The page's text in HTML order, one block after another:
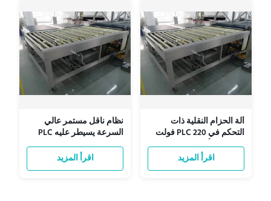
آلة الحزام النقلية ذات
التحكم في PLC 220 فولت
لمعالجة الأغذية
اقرأ المزيد
نظام ناقل مستمر عالي
السرعة يسيطر عليه PLC
للنقل السريع والسلس
اقرأ المزيد